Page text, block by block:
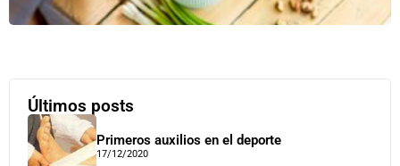
Últimos posts
Primeros auxilios en el deporte
17/12/2020